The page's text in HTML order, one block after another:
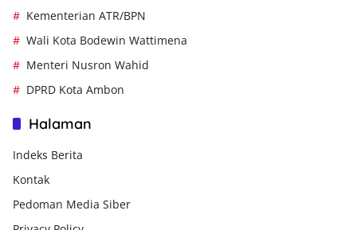
Kementerian ATR/BPN
Wali Kota Bodewin Wattimena
Menteri Nusron Wahid
DPRD Kota Ambon
Halaman
Indeks Berita
Kontak
Pedoman Media Siber